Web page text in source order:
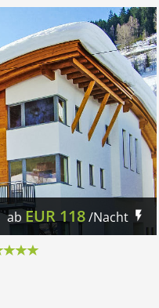
ab EUR118/Nacht